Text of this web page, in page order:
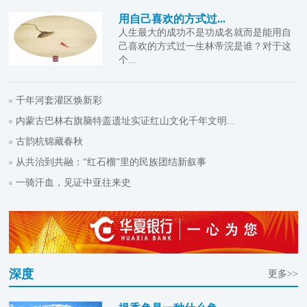
用自己喜欢的方式过...
人生最大的成功不是功成名就而是能用自
己喜欢的方式过一生林帝浣是谁？对于这
个...
千年河套灌区焕新彩
内蒙古巴林右旗脑特盖遗址实证红山文化千年文明...
古韵杭锦藏春秋
从共治到共融：“红石榴”里的民族团结新叙事
一骑汗血，见证中亚往来史
深度 更多>>